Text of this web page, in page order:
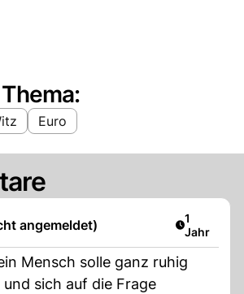
Euro
angemeldet) Artikel
1
Jahr
Mensch solle ganz ruhig
sich auf die Frage